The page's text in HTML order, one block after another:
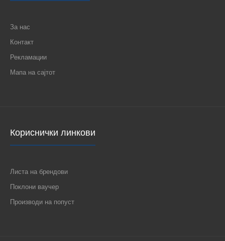
За нас
Контакт
Рекламации
Мапа на сајтот
Кориснички линкови
Листа на брендови
Поклони ваучер
Производи на попуст